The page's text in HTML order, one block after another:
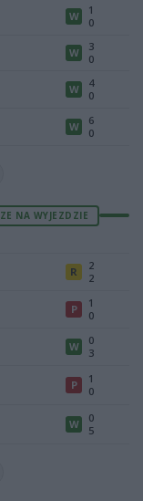
W
1
0
W
3
0
W
4
0
W
6
0
NA WYJEZDZIE
R
2
2
P
1
0
W
0
3
P
1
0
W
0
5